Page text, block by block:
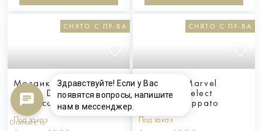
СНЯТО С ПР-ВА
Мозаика Marvel
Cremo Delicato
Mosaico Lappato
Под заказ
СНЯТО С ПР-ВА
Мозаика Marvel
Statuario Select
Mosaico Lappato
Под заказ
Здравствуйте! Если у Вас
появятся вопросы, напишите
нам в мессенджер.
Chatsale.io